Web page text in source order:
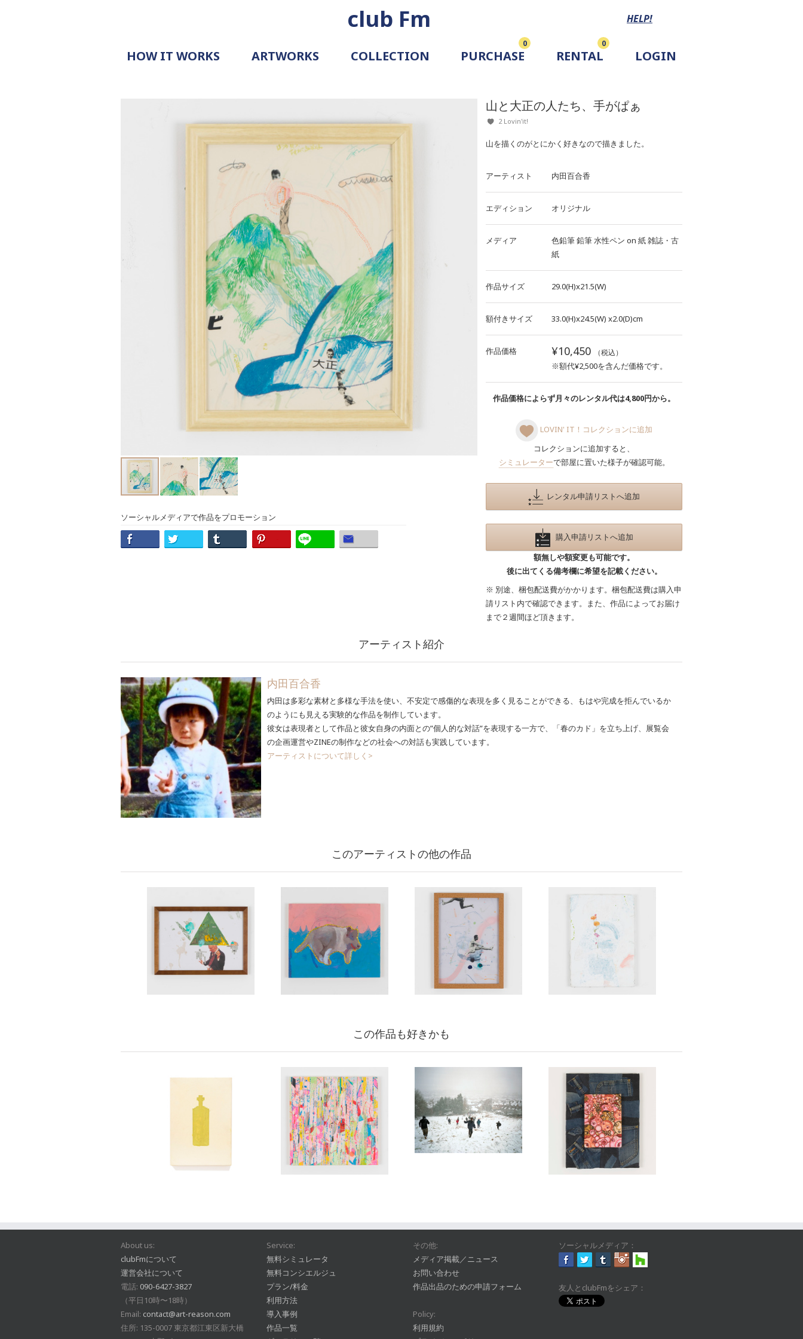
club Fm HELP!
HOW IT WORKS
EXAMPLE
ARTWORKS
COLLECTION
PURCHASE
0
RENTAL
0
LOGIN
ソーシャルメディアで作品をプロモーション
山と大正の人たち、手がぱぁ
2 Lovin'it!
山を描くのがとにかく好きなので描きました。
アーティスト 内田百合香
エディション オリジナル
メディア 色鉛筆鉛筆水性ペン on 紙雑誌・古
紙
作品サイズ 29.0(H)x21.5(W)
額付きサイズ 33.0(H)x24.5(W) x2.0(D)cm
作品価格 ¥10,450 （税込）
※額代¥2,500を含んだ価格です。
作品価格によらず月々のレンタル代は4,800円から。
LOVIN' IT！コレクションに追加
コレクションに追加すると、
シミュレーターで部屋に置いた様子が確認可能。
レンタル申請リストへ追加
購入申請リストへ追加
額無しや額変更も可能です。
後に出てくる備考欄に希望を記載ください。
※ 別途、梱包配送費がかかります。梱包配送費は購入申
請リスト内で確認できます。また、作品によってお届け
まで２週間ほど頂きます。
アーティスト紹介
内田百合香
内田は多彩な素材と多様な手法を使い、不安定で感傷的な表現を多く見ることができる、もはや完成を拒んでいるか
のようにも見える実験的な作品を制作しています。
彼女は表現者として作品と彼女自身の内面との”個人的な対話”を表現する一方で、「春のカド」を立ち上げ、展覧会
の企画運営やZINEの制作などの社会への対話も実践しています。
アーティストについて詳しく>
このアーティストの他の作品
この作品も好きかも
About us:
clubFmについて
運営会社について
電話: 090-6427-3827
（平日10時〜18時）
Email: contact@art-reason.com
住所: 135-0007 東京都江東区新大橋
Service:
無料シミュレータ
無料コンシエルジュ
プラン/料金
利用方法
導入事例
作品一覧
その他:
メディア掲載／ニュース
お問い合わせ
作品出品のための申請フォーム
Policy:
利用規約
ソーシャルメディア：
友人とclubFmをシェア：